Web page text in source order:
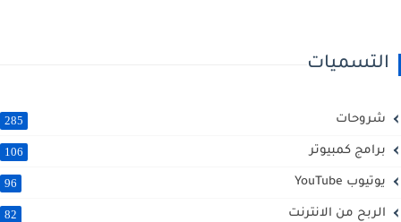
التسميات
شروحات 285
برامج كمبيوتر 106
يوتيوب YouTube 96
الربح من الانترنت 82